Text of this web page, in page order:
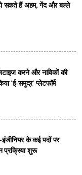
सकते हैं अहम, गेंद और बल्ले
करने और नाविकों की
'ई-समुद्र' प्लेटफॉर्म
इंजीनियर के कई पदों पर
प्रक्रिया शुरू